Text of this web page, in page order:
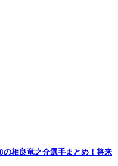
の相良竜之介選手まとめ！将来